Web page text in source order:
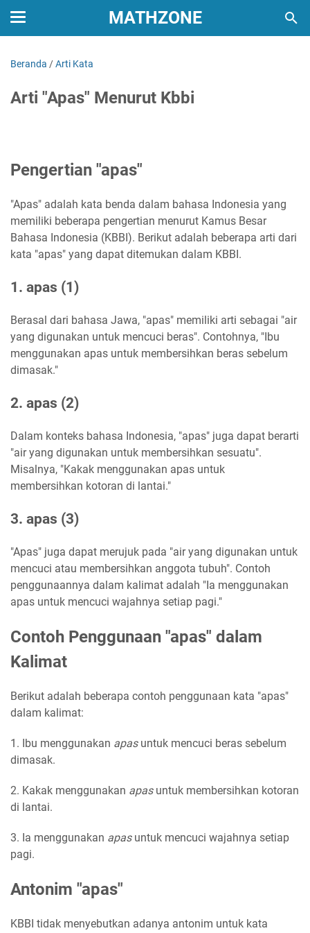
MATHZONE
Beranda /Arti Kata
Arti "Apas" Menurut Kbbi
Pengertian "apas"
"Apas" adalah kata benda dalam bahasa Indonesia yang
memiliki beberapa pengertian menurut Kamus Besar
Bahasa Indonesia (KBBI). Berikut adalah beberapa arti dari
kata "apas" yang dapat ditemukan dalam KBBI.
1. apas (1)
Berasal dari bahasa Jawa, "apas" memiliki arti sebagai "air
yang digunakan untuk mencuci beras". Contohnya, "Ibu
menggunakan apas untuk membersihkan beras sebelum
dimasak."
2. apas (2)
Dalam konteks bahasa Indonesia, "apas" juga dapat berarti
"air yang digunakan untuk membersihkan sesuatu".
Misalnya, "Kakak menggunakan apas untuk
membersihkan kotoran di lantai."
3. apas (3)
"Apas" juga dapat merujuk pada "air yang digunakan untuk
mencuci atau membersihkan anggota tubuh". Contoh
penggunaannya dalam kalimat adalah "Ia menggunakan
apas untuk mencuci wajahnya setiap pagi."
Contoh Penggunaan "apas" dalam
Kalimat
Berikut adalah beberapa contoh penggunaan kata "apas"
dalam kalimat:
1. Ibu menggunakan apasuntuk mencuci beras sebelum
dimasak.
2. Kakak menggunakan apasuntuk membersihkan kotoran
di lantai.
3. Ia menggunakan apasuntuk mencuci wajahnya setiap
pagi.
Antonim "apas"
KBBI tidak menyebutkan adanya antonim untuk kata